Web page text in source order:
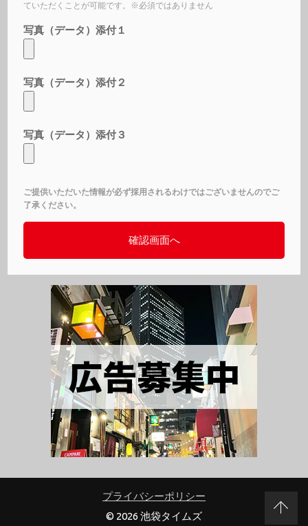
ていただくことが可能です。※必須ではありません
写真（データ）添付１
写真（データ）添付２
写真（データ）添付３
ご提供いただいた情報が必ず採用されるわけではございませんのでご
了承ください。
プライバシーポリシー
© 2026 池袋タイムズ